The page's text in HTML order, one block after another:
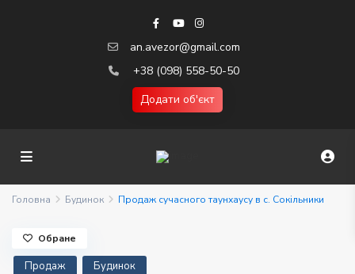
an.avezor@gmail.com
+38 (098) 558-50-50
Додати об'єкт
Головна Будинок Продаж сучасного таунхаусу в с. Сокільники
Продаж Будинок
Обране